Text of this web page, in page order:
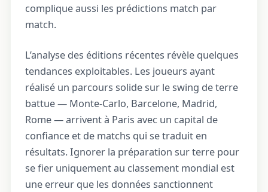
complique aussi les prédictions match par
match.
L’analyse des éditions récentes révèle quelques
tendances exploitables. Les joueurs ayant
réalisé un parcours solide sur le swing de terre
battue — Monte-Carlo, Barcelone, Madrid,
Rome — arrivent à Paris avec un capital de
confiance et de matchs qui se traduit en
résultats. Ignorer la préparation sur terre pour
se fier uniquement au classement mondial est
une erreur que les données sanctionnent